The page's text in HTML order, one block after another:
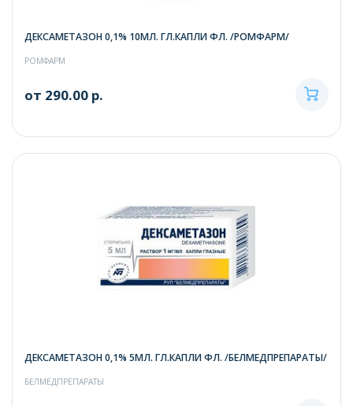
ДЕКСАМЕТАЗОН 0,1% 10МЛ. ГЛ.КАПЛИ ФЛ. /РОМФАРМ/
РОМФАРМ
от 290.00 р.
ДЕКСАМЕТАЗОН 0,1% 5МЛ. ГЛ.КАПЛИ ФЛ. /БЕЛМЕДПРЕПАРАТЫ/
БЕЛМЕДПРЕПАРАТЫ